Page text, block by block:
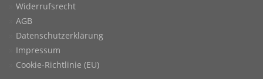
Widerrufsrecht
AGB
Datenschutzerklärung
Impressum
Cookie-Richtlinie (EU)